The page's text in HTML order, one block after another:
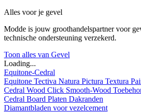
Alles voor je gevel
Modde is jouw groothandelspartner voor
technische ondersteuning verzekerd.
Toon alles van Gevel
Loading...
Equitone-Cedral
Equitone Tectiva Natura Pictura Textura
Cedral Wood Click Smooth-Wood
Cedral Board Platen Dakranden
Diamantbladen voor vezelcement